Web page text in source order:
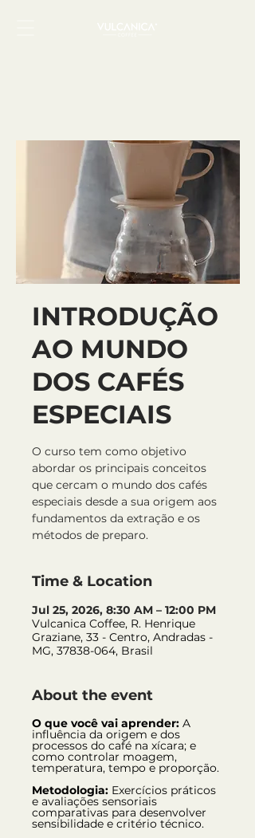
INTRODUÇÃO
AO MUNDO
DOS CAFÉS
ESPECIAIS
O curso tem como objetivo
abordar os principais conceitos
que cercam o mundo dos cafés
especiais desde a sua origem aos
fundamentos da extração e os
métodos de preparo.
Time & Location
Jul 25, 2026, 8:30 AM – 12:00 PM
Vulcanica Coffee, R. Henrique
Graziane, 33 - Centro, Andradas -
MG, 37838-064, Brasil
About the event
O que você vai aprender: A
influência da origem e dos
processos do café na xícara; e
como controlar moagem,
temperatura, tempo e proporção.
Metodologia: Exercícios práticos
e avaliações sensoriais
comparativas para desenvolver
sensibilidade e critério técnico.